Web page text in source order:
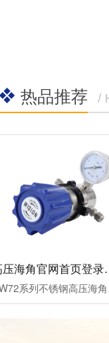
热品推荐 /
高压海
RW72系列不